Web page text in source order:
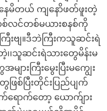
ေမိတယ် ကျနောိဖတ်ဖူးတဲ့
စ်လင်တစ်မယားစနစ်ကို
ကြီးဗျ။ဒီဘဲကြီးကသူဆင်းရဲ
တဲ့၊၊သူဆင်းရဲသားတွေမိန်းမ
ျားကြီးမွေးပြီးမကျွေး
ြစ်ပြီးတိုင်းပြည်ပျက်
ောက်တော့ ယောက်ျား